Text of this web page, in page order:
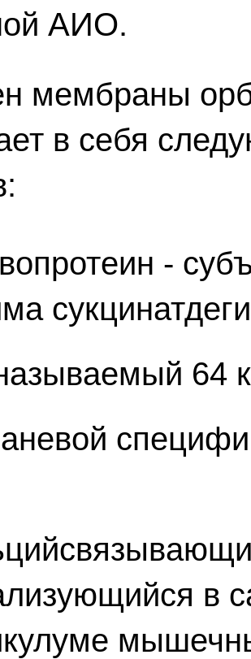
АИО.
мембраны
в себя
-
64
в